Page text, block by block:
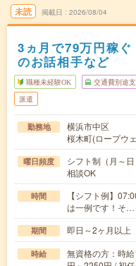
未読 掲載日 2026/08/04
3ヵ月で79万円稼
のお話相手など
職種未経験OK 交通費別途
派遣
勤務地
横浜市中区
桜木町(ロープウ
曜日頻度
シフト制（月～
相談OK
時間
【シフト例】
は一例です！そ…
期間 即日～2ヶ月以上
時給
無資格の方：時